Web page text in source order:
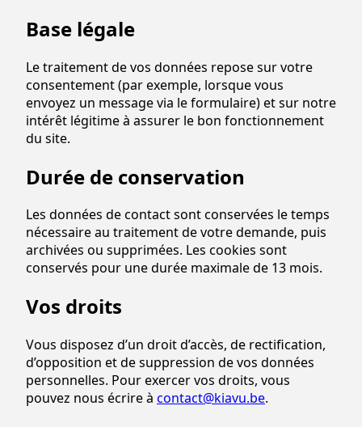
Base légale
Le traitement de vos données repose sur votre
consentement (par exemple, lorsque vous
envoyez un message via le formulaire) et sur notre
intérêt légitime à assurer le bon fonctionnement
du site.
Durée de conservation
Les données de contact sont conservées le temps
nécessaire au traitement de votre demande, puis
archivées ou supprimées. Les cookies sont
conservés pour une durée maximale de 13 mois.
Vos droits
Vous disposez d’un droit d’accès, de rectification,
d’opposition et de suppression de vos données
personnelles. Pour exercer vos droits, vous
pouvez nous écrire à contact@kiavu.be.